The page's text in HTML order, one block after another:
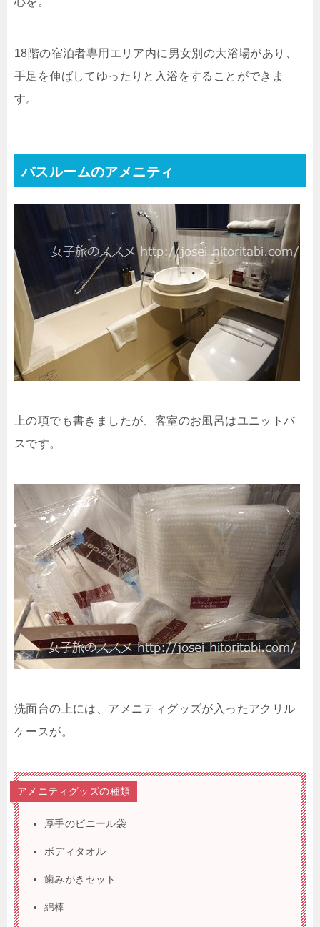
18階の宿泊者専用エリア内に男女別の大浴場があり、
手足を伸ばしてゆったりと入浴をすることができま
す。
バスルームのアメニティ
上の項でも書きましたが、客室のお風呂はユニットバ
スです。
洗面台の上には、アメニティグッズが入ったアクリル
ケースが。
アメニティグッズの種類
厚手のビニール袋
ボディタオル
歯みがきセット
綿棒